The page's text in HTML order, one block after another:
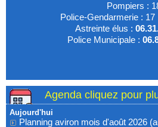
Pompiers :
Police-Gendarmerie :
Astreinte élus :
Police Municipale :
Agenda cliquez pour
Aujourd'hui
Planning aviron mois d'août 2026